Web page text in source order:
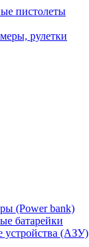
пистолеты
рулетки
(Power bank)
батарейки
устройства (АЗУ)